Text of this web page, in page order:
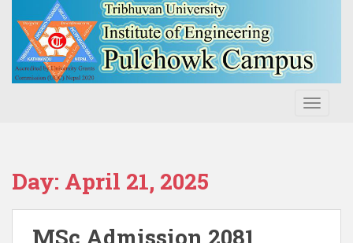
Day: April 21, 2025
MSc Admission 2081,